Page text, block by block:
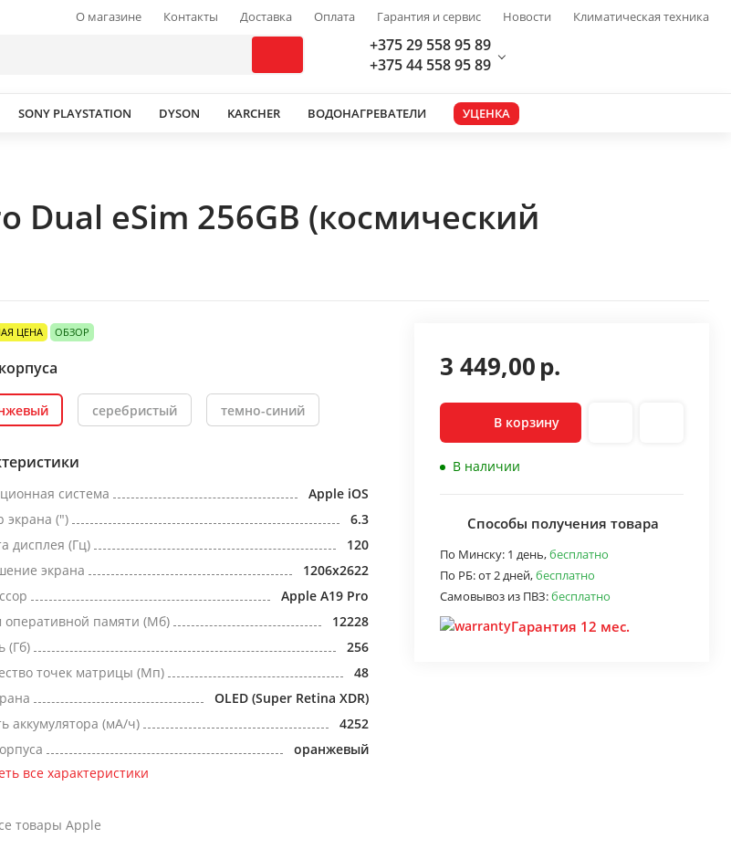
О магазине Контакты Доставка Оплата Гарантия и сервис Новости Климатическая техника
+375 29 558 95 89
+375 44 558 95 89
SONY PLAYSTATION DYSON KARCHER ВОДОНАГРЕВАТЕЛИ УЦЕНКА
Dual eSim 256GB (космический
ЦЕНА ОБЗОР
серебристый темно-синий
система
Apple iOS
экрана (")
6.3
дисплея (Гц)
120
экрана
1206x2622
Apple A19 Pro
памяти (Мб)
12228
(Гб)
256
точек матрицы (Мп)
48
OLED (Super Retina XDR)
аккумулятора (мА/ч)
4252
оранжевый
все характеристики
товары Apple
3 449,00р.
В корзину
В наличии
Способы получения товара
По Минску: 1 день,бесплатно
По РБ:от 2 дней,бесплатно
Самовывоз из ПВЗ:бесплатно
Гарантия 12 мес.